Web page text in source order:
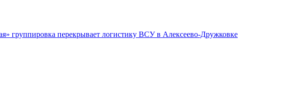
группировка перекрывает логистику ВСУ в Алексеево-Дружковке